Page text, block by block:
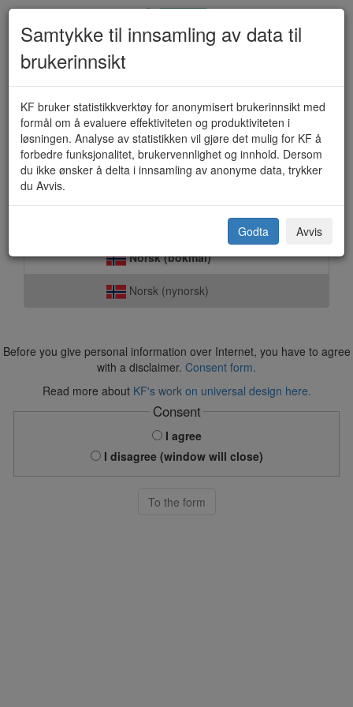
Kjøp av næringstomt (KF-546)
Surnadal kommune
Norsk (bokmål)
Norsk (nynorsk)
Before you give personal information over Internet, you have to agree
with a disclaimer. Consent form.
Read more about KF's work on universal design here.
Consent
I agree
I disagree (window will close)
To the form
Samtykke til innsamling av data til
brukerinnsikt
KF bruker statistikkverktøy for anonymisert brukerinnsikt med
formål om å evaluere effektiviteten og produktiviteten i
løsningen. Analyse av statistikken vil gjøre det mulig for KF å
forbedre funksjonalitet, brukervennlighet og innhold. Dersom
du ikke ønsker å delta i innsamling av anonyme data, trykker
du Avvis.
Godta Avvis